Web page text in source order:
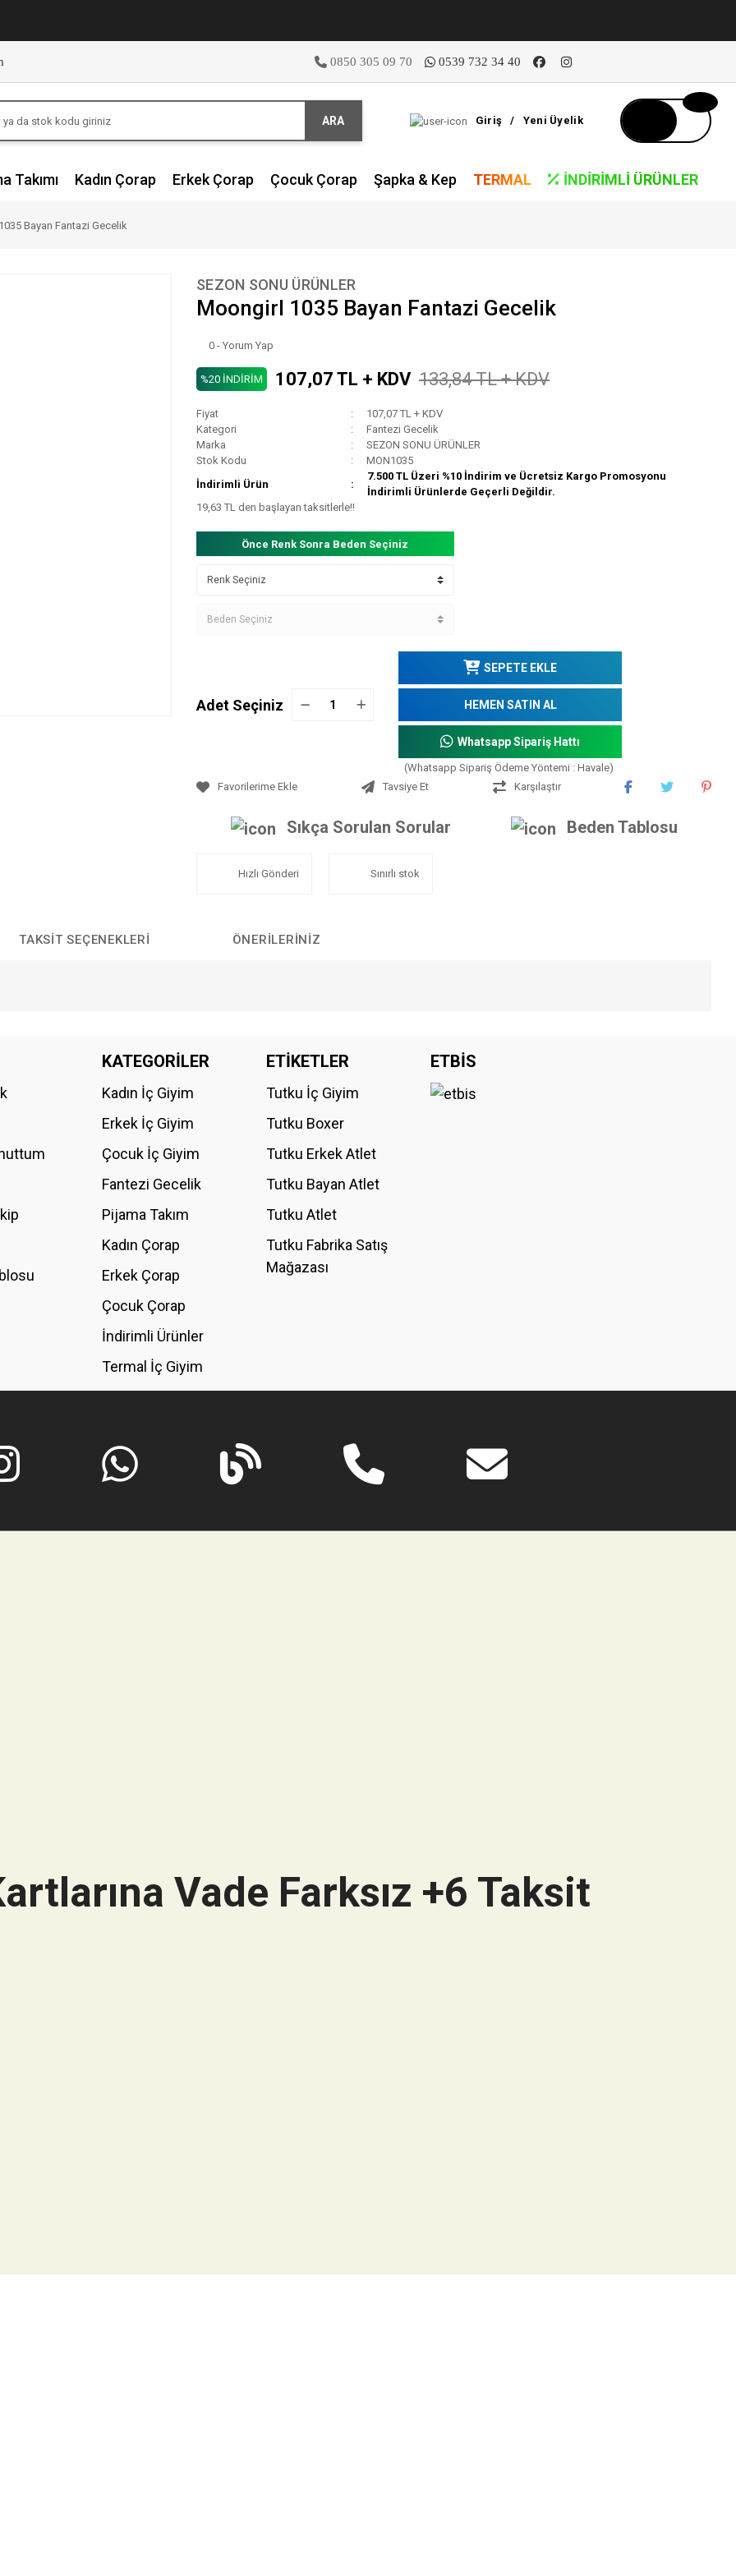
0850 305 09 70 0539 732 34 40
ARA Giriş / Yeni Üyelik
Takımı Kadın Çorap Erkek Çorap Çocuk Çorap Şapka & Kep TERMAL İNDIRIMLI ÜRÜNLER
Bayan Fantazi Gecelik
SEZON SONU ÜRÜNLER
Moongirl 1035 Bayan Fantazi Gecelik
0 - Yorum Yap
%20 İNDİRİM 107,07 TL + KDV 133,84 TL + KDV
Fiyat
107,07 TL + KDV
Kategori
Fantezi Gecelik
Marka
SEZON SONU ÜRÜNLER
Stok Kodu
MON1035
İndirimli Ürün
7.500 TL Üzeri %10 İndirim ve Ücretsiz Kargo Promosyonu
İndirimli Ürünlerde Geçerli Değildir.
19,63 TL den başlayan taksitlerle!!
Önce Renk Sonra Beden Seçiniz
Adet Seçiniz
SEPETE EKLE
HEMEN SATIN AL
Whatsapp Sipariş Hattı
(Whatsapp Sipariş Ödeme Yöntemi : Havale)
Tavsiye Et
Karşılaştır
Sıkça Sorulan Sorular Beden Tablosu
Hızlı Gönderi Sınırlı stok
TAKSIT SEÇENEKLERI ÖNERILERINIZ
Bu ürüne ilk yorumu siz yapın!
KATEGORİLER
Kadın İç Giyim
Erkek İç Giyim
Çocuk İç Giyim
Fantezi Gecelik
Pijama Takım
Kadın Çorap
Erkek Çorap
Çocuk Çorap
İndirimli Ürünler
Termal İç Giyim
ETİKETLER
Tutku İç Giyim
Tutku Boxer
Tutku Erkek Atlet
Tutku Bayan Atlet
Tutku Atlet
Tutku Fabrika Satış
Mağazası
ETBİS
Vade Farksız +6 Taksit